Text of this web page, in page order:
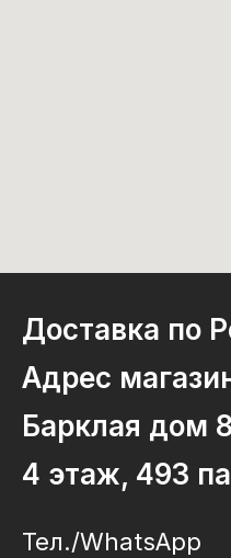
Доставка по
Адрес
Барклая дом 8
4 этаж, 493
Тел./WhatsApp